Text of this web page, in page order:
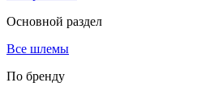
Основной раздел
Все шлемы
По бренду